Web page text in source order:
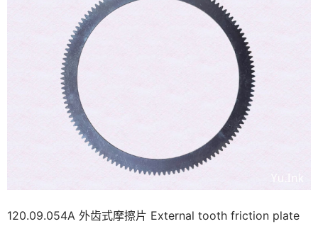
120.09.054A 外齿式摩擦片 External tooth friction plate